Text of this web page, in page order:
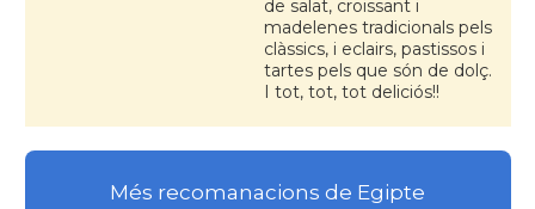
de salat, croissant i
madelenes tradicionals pels
clàssics, i eclairs, pastissos i
tartes pels que són de dolç.
I tot, tot, tot deliciós!!
Més recomanacions de Egipte